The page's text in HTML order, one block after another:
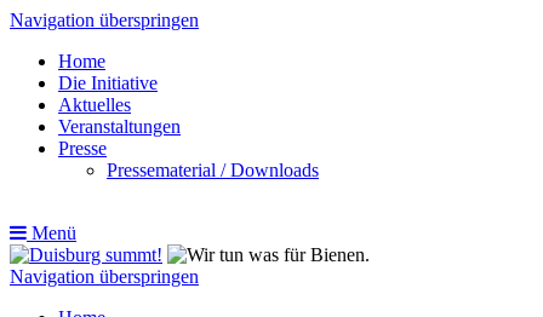
Navigation überspringen
Home
Die Initiative
Aktuelles
Veranstaltungen
Presse
Pressematerial / Downloads
Menü
Navigation überspringen